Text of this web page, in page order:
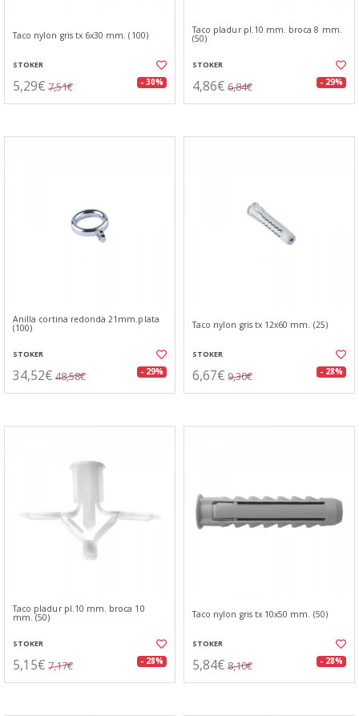
Taco nylon gris tx 6x30 mm. (100)
STOKER
5,29€ 7,51€ - 30%
Taco pladur pl.10 mm. broca 8 mm.
(50)
STOKER
4,86€ 6,84€ - 29%
Anilla cortina redonda 21mm.plata
(100)
STOKER
34,52€ 48,58€ - 29%
Taco nylon gris tx 12x60 mm. (25)
STOKER
6,67€ 9,30€ - 28%
Taco pladur pl.10 mm. broca 10
mm. (50)
STOKER
5,15€ 7,17€ - 28%
Taco nylon gris tx 10x50 mm. (50)
STOKER
5,84€ 8,10€ - 28%